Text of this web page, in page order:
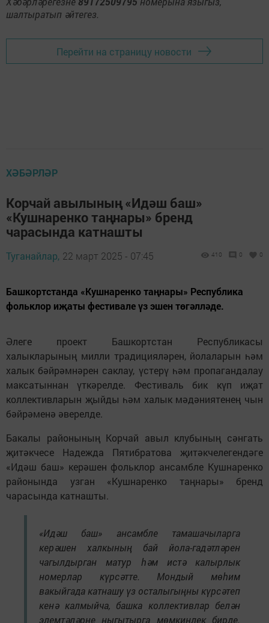
шалтыратып әйтегез.
Перейти на страницу новости
ХӘБӘРЛӘР
Корчай авылының «Идәш баш»
«Кушнаренко таңнары» бренд
чарасында катнашты
Туганайлар, 22 март 2025 - 07:45 410 0 0
Башкортстанда «Кушнаренко таңнары» Республика
фольклор иҗаты фестивале үз эшен төгәлләде.
Әлеге проект Башкортстан Республикасы
халыкларының милли традицияләрен, йолаларын һәм
халык бәйрәмнәрен саклау, үстерү һәм пропагандалау
максатыннан үткәрелде. Фестиваль бик күп иҗат
коллективларын җыйды һәм халык мәдәниятенең чын
бәйрәменә әверелде.
Бакалы районының Корчай авыл клубының сәнгать
җитәкчесе Надежда Пятибратова җитәкчелегендәге
«Идәш баш» керәшен фольклор ансамбле Кушнаренко
районында узган «Кушнаренко таңнары» бренд
чарасында катнашты.
«Идәш баш» ансамбле тамашачыларга
керәшен халкының бай йола-гадәтләрен
чагылдырган матур һәм истә калырлык
номерлар күрсәтте. Мондый мөһим
вакыйгада катнашу үз осталыгыңны күрсәтеп
кенә калмыйча, башка коллективлар белән
элемтәләрне ныгытырга мөмкинлек бирде.